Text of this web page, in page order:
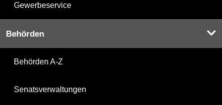
Gewerbeservice
Behörden
Behörden A-Z
Senatsverwaltungen